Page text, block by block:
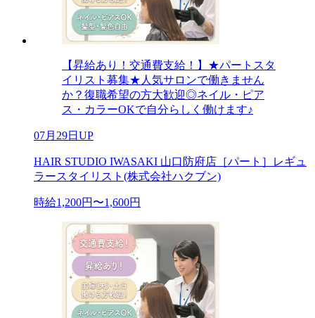
【昇給あり！交通費支給！】★パートスタ
イリスト募集★人気サロンで働きません
か？復職希望の方大歓迎◎ネイル・ピア
ス・カラーOKで自分らしく働けます♪
07月29日UP
HAIR STUDIO IWASAKI 山口防府店［パート］レギュ
ラースタイリスト(株式会社ハクブン)
時給1,200円〜1,600円